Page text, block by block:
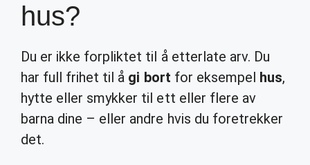
hus?
Du er ikke forpliktet til å etterlate arv. Du
har full frihet til å gi bort for eksempel hus,
hytte eller smykker til ett eller flere av
barna dine – eller andre hvis du foretrekker
det.